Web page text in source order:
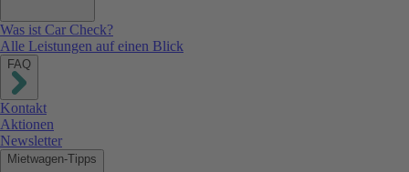
Was ist Car Check?
Alle Leistungen auf einen Blick
FAQ
Kontakt
Aktionen
Newsletter
Mietwagen-Tipps